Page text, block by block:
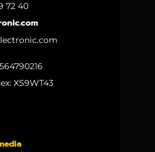
72 40
XS9WT43